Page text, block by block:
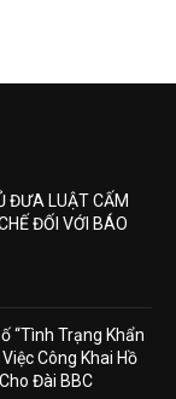
ĐƯA LUẬT CẤM
ĐỐI VỚI BÁO
“Tình Trạng Khẩn
Công Khai Hồ
Đài BBC